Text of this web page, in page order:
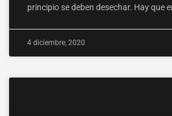
principio se deben desechar. Hay que
4 diciembre, 2020